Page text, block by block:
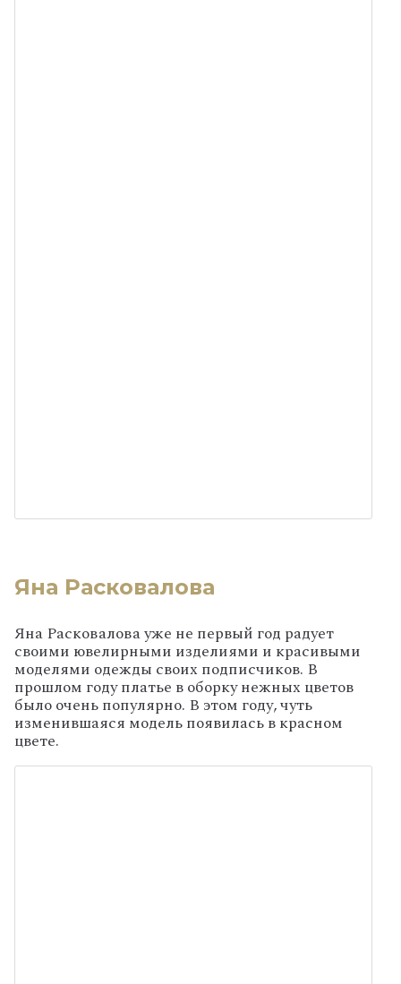
Яна Расковалова
Яна Расковалова уже не первый год радует
своими ювелирными изделиями и красивыми
моделями одежды своих подписчиков. В
прошлом году платье в оборку нежных цветов
было очень популярно. В этом году, чуть
изменившаяся модель появилась в красном
цвете.